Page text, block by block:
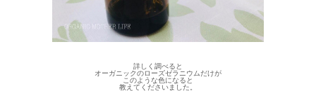
詳しく調べると
オーガニックのローズゼラニウムだけが
このような色になると
教えてくださいました。